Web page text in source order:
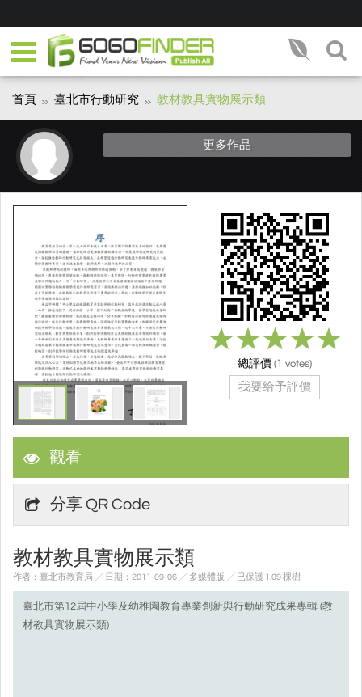
首頁 臺北市行動研究 教材教具實物展示類
更多作品
觀看
分享 QR Code
教材教具實物展示類
作者：臺北市教育局 ╱ 日期：2011-09-06 ╱ 多媒體版 ╱ 已保護 1.09 棵樹
臺北市第12屆中小學及幼稚園教育專業創新與行動研究成果專輯 (教
材教具實物展示類)
總評價(1 votes)
我要给予評價